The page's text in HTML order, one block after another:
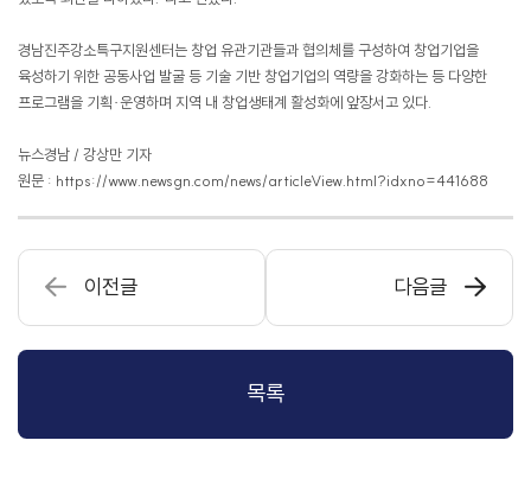
경남진주강소특구지원센터는 창업 유관기관들과 협의체를 구성하여 창업기업을
육성하기 위한 공동사업 발굴 등 기술 기반 창업기업의 역량을 강화하는 등 다양한
프로그램을 기획·운영하며 지역 내 창업생태계 활성화에 앞장서고 있다.
뉴스경남 / 강상만 기자
원문 : https://www.newsgn.com/news/articleView.html?idxno=441688
이전글 다음글
목록